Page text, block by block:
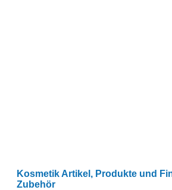
Kosmetik Artikel, Produkte und
Zubehör